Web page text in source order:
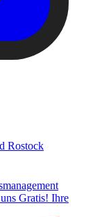
Rostock
Gratis! Ihre